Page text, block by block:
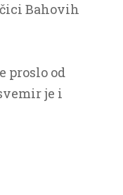
Bahovih
proslo od
je i